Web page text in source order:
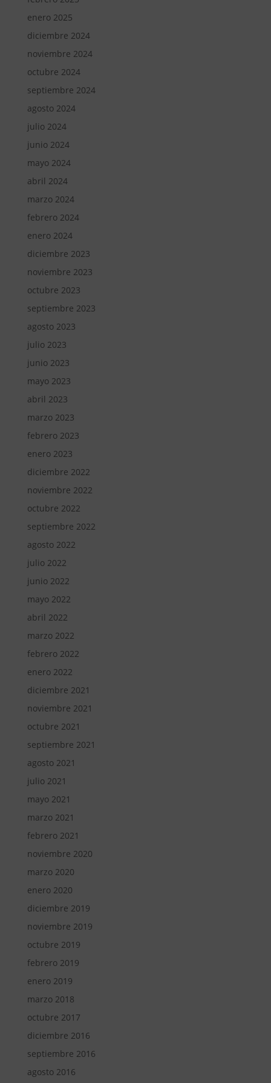
enero 2025
diciembre 2024
noviembre 2024
octubre 2024
septiembre 2024
agosto 2024
julio 2024
junio 2024
mayo 2024
abril 2024
marzo 2024
febrero 2024
enero 2024
diciembre 2023
noviembre 2023
octubre 2023
septiembre 2023
agosto 2023
julio 2023
junio 2023
mayo 2023
abril 2023
marzo 2023
febrero 2023
enero 2023
diciembre 2022
noviembre 2022
octubre 2022
septiembre 2022
agosto 2022
julio 2022
junio 2022
mayo 2022
abril 2022
marzo 2022
febrero 2022
enero 2022
diciembre 2021
noviembre 2021
octubre 2021
septiembre 2021
agosto 2021
julio 2021
mayo 2021
marzo 2021
febrero 2021
noviembre 2020
marzo 2020
enero 2020
diciembre 2019
noviembre 2019
octubre 2019
febrero 2019
enero 2019
marzo 2018
octubre 2017
diciembre 2016
septiembre 2016
agosto 2016